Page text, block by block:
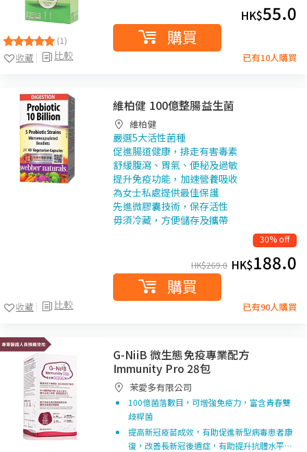
(1)
比較
收藏
HK$55.0
購買
已有10人購買
比較
收藏
維柏健 100億整腸益生菌
維柏健
嚴選5大活性菌種
促進腸道健康，排走有害毒素
舒緩腹瀉、胃氣、便秘及過敏
提升免疫功能，加速營養吸收
為女士私處提供最佳保護
先進微膠囊技術，保存活性
毋須冷藏，方便儲存及攜帶
30% off
HK$269.0 HK$188.0
購買
已有90人購買
G-NiiB 微生態免疫專業配方
Immunity Pro 28包
茉愛多有限公司
100億菌落數目，可增強免疫力，富含青春雙
歧桿菌
提高新冠疫苗成效，有助促進新型病毒患者康
復，改善長新冠後遺症，有助提升抗體水平…